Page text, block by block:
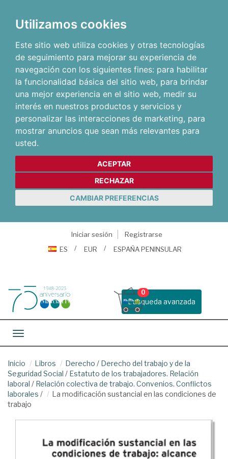
Utilizamos cookies
Este sitio web utiliza cookies y otras tecnologías
de seguimiento para mejorar su experiencia de
navegación con los siguientes fines: para habilitar
la funcionalidad básica del sitio web, para brindar
una mejor experiencia en el sitio web, medir su
interés en nuestros productos y servicios y
personalizar las interacciones de marketing, para
mostrar anuncios que sean más relevantes para
usted.
ACEPTAR
RECHAZAR
CAMBIAR PREFERENCIAS
Iniciar sesión
Registrarse
ES
EUR ESPAÑA PENINSULAR
Busqueda avanzada
0
Toggle navigation
Inicio Libros Derecho / Derecho del trabajo y de la
Seguridad Social / Estatuto de los trabajadores. Relación
laboral / Relación colectiva de trabajo. Convenios. Conflictos
laborales /
La modificación sustancial en las condiciones de
trabajo